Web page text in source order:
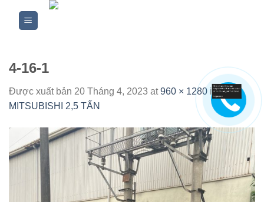
4-16-1
Được xuất bản 20 Tháng 4, 2023 at960 × 1280 inXE
MITSUBISHI 2,5 TẤN